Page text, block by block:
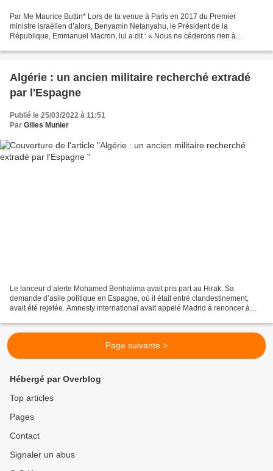
Par Me Maurice Buttin* Lors de la venue à Paris en 2017 du Premier
ministre israélien d’alors, Benyamin Netanyahu, le Président de la
République, Emmanuel Macron, lui a dit : « Nous ne céderons rien à
Algérie : un ancien militaire recherché extradé
par l'Espagne
Publié le 25/03/2022 à 11:51
Par Gilles Munier
Le lanceur d’alerte Mohamed Benhalima avait pris part au Hirak. Sa
demande d’asile politique en Espagne, où il était entré clandestinement,
avait été rejetée. Amnesty international avait appelé Madrid à renoncer à
Page suivante >
Hébergé par Overblog
Top articles
Pages
Contact
Signaler un abus